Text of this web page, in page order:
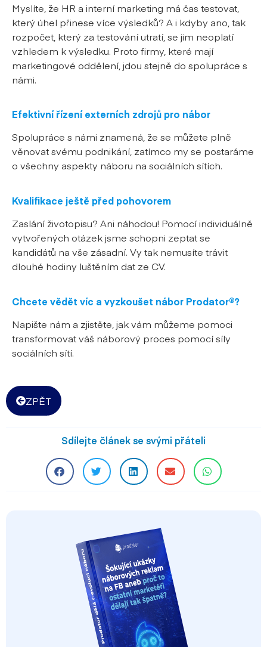
Myslíte, že HR a interní marketing má čas testovat,
který úhel přinese více výsledků? A i kdyby ano, tak
rozpočet, který za testování utratí, se jim neoplatí
vzhledem k výsledku. Proto firmy, které mají
marketingové oddělení, jdou stejně do spolupráce s
námi.
Efektivní řízení externích zdrojů pro nábor
Spolupráce s námi znamená, že se můžete plně
věnovat svému podnikání, zatímco my se postaráme
o všechny aspekty náboru na sociálních sítích.
Kvalifikace ještě před pohovorem
Zaslání životopisu? Ani náhodou! Pomocí individuálně
vytvořených otázek jsme schopni zeptat se
kandidátů na vše zásadní. Vy tak nemusíte trávit
dlouhé hodiny luštěním dat ze CV.
Chcete vědět víc a vyzkoušet nábor Prodator®?
Napište nám a zjistěte, jak vám můžeme pomoci
transformovat váš náborový proces pomocí síly
sociálních sítí.
ZPĚT
Sdílejte článek se svými přáteli